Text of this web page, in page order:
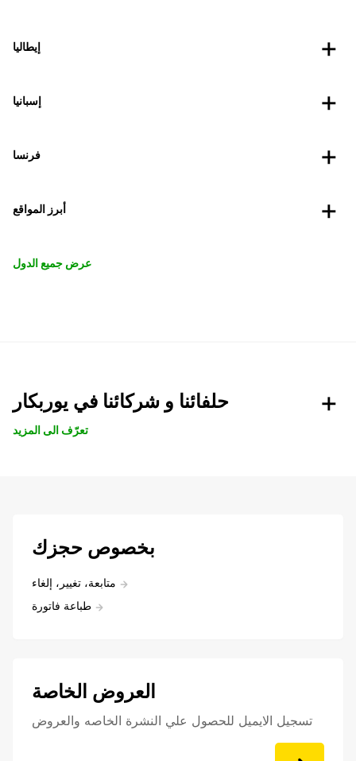
إيطاليا
إسبانيا
فرنسا
أبرز المواقع
عرض جميع الدول
حلفائنا و شركائنا في يوربكار
تعرّف الى المزيد
بخصوص حجزك
متابعة، تغيير، إلغاء
طباعة فاتورة
العروض الخاصة
تسجيل الايميل للحصول علي النشرة الخاصه والعروض